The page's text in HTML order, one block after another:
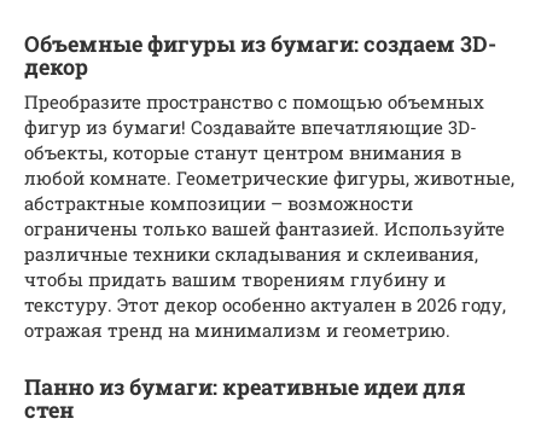
Объемные фигуры из бумаги: создаем 3D-
декор
Преобразите пространство с помощью объемных
фигур из бумаги! Создавайте впечатляющие 3D-
объекты, которые станут центром внимания в
любой комнате. Геометрические фигуры, животные,
абстрактные композиции – возможности
ограничены только вашей фантазией. Используйте
различные техники складывания и склеивания,
чтобы придать вашим творениям глубину и
текстуру. Этот декор особенно актуален в 2026 году,
отражая тренд на минимализм и геометрию.
Панно из бумаги: креативные идеи для
стен